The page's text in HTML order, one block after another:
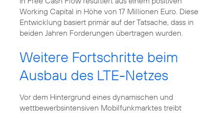
Working Capital in Höhe von 17 Millionen Euro. Diese
Entwicklung basiert primär auf der Tatsache, dass in
beiden Jahren Forderungen übertragen wurden.
Weitere Fortschritte beim
Ausbau des LTE-Netzes
Vor dem Hintergrund eines dynamischen und
wettbewerbsintensiven Mobilfunkmarktes treibt